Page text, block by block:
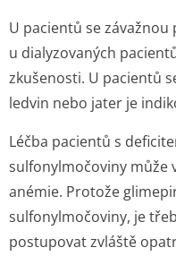
U pacientů se
u dialyzovaných
zkušenosti. U pacientů
ledvin nebo jater je
Léčba pacientů s
sulfonylmočoviny může
anémie. Protože
sulfonylmočoviny, je
postupovat zvláště